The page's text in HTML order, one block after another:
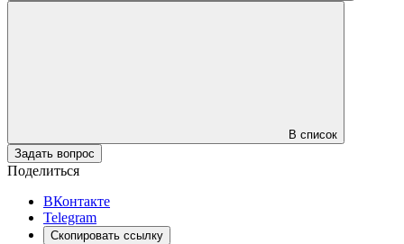
В список
Задать вопрос
Поделиться
ВКонтакте
Telegram
Скопировать ссылку